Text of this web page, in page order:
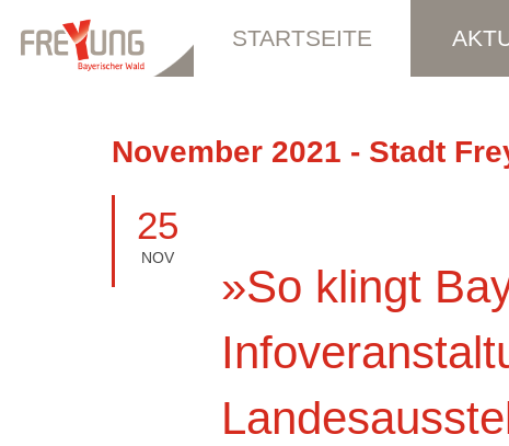
STARTSEITE
November 2021 - Stadt
25
NOV
»So klingt